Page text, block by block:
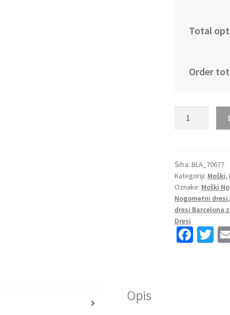
Total
Order
Barcelona
Domači
2023
Kratek
Rokav
+
Kratke
Šifra: BLA_70677
Kategoriji: Moški,
Oznake: Moški
Nogometni dresi
dresi Barcelona
Dresi
Fa T
Opis